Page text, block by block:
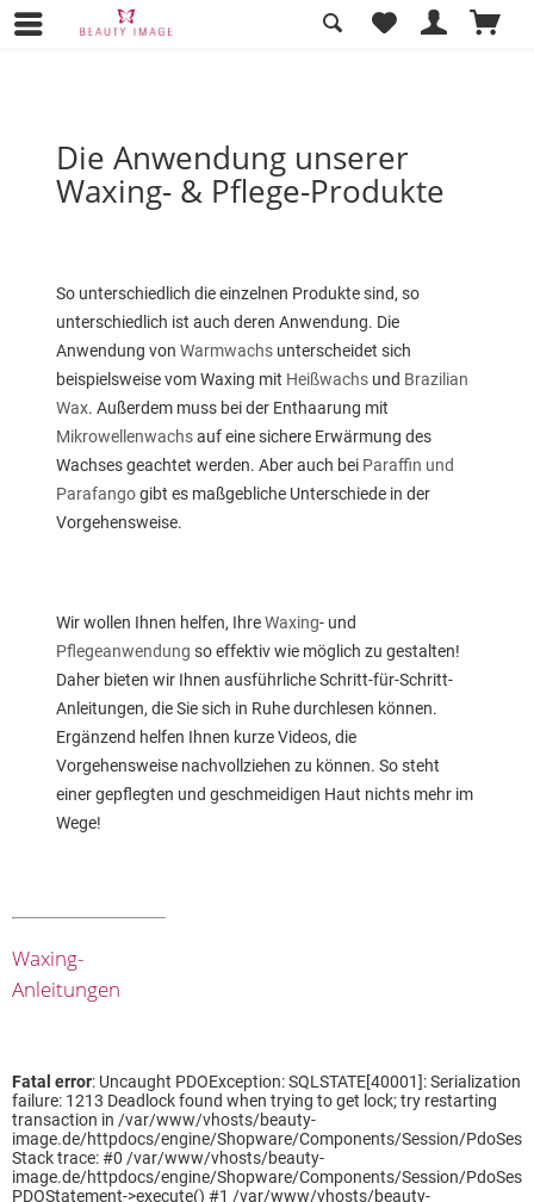
Anwendung unserer Produkte
Die Anwendung unserer
Waxing- & Pflege-Produkte
So unterschiedlich die einzelnen Produkte sind, so
unterschiedlich ist auch deren Anwendung. Die
Anwendung vonWarmwachs unterscheidet sich
beispielsweise vom Waxing mit Heißwachs und Brazilian
Wax. Außerdem muss bei der Enthaarung mit
Mikrowellenwachsauf eine sichere Erwärmung des
Wachses geachtet werden. Aber auch bei Paraffin und
Parafangogibt es maßgebliche Unterschiede in der
Vorgehensweise.
Wir wollen Ihnen helfen, IhreWaxing- und
Pflegeanwendung so effektiv wie möglich zu gestalten!
Daher bieten wir Ihnen ausführliche Schritt-für-Schritt-
Anleitungen, die Sie sich in Ruhe durchlesen können.
Ergänzend helfen Ihnen kurze Videos, die
Vorgehensweise nachvollziehen zu können. So steht
einer gepflegten und geschmeidigen Haut nichts mehr im
Wege!
Waxing-
Anleitungen
Fatal error: Uncaught PDOException: SQLSTATE[40001]: Serialization
failure: 1213 Deadlock found when trying to get lock; try restarting
transaction in /var/www/vhosts/beauty-
image.de/httpdocs/engine/Shopware/Components/Session/
Stack trace: #0 /var/www/vhosts/beauty-
image.de/httpdocs/engine/Shopware/Components/Session/
PDOStatement->execute() #1 /var/www/vhosts/beauty-